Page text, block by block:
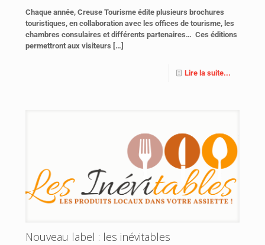
Chaque année, Creuse Tourisme édite plusieurs brochures
touristiques, en collaboration avec les offices de tourisme, les
chambres consulaires et différents partenaires… Ces éditions
permettront aux visiteurs […]
Lire la suite...
Nouveau label : les inévitables